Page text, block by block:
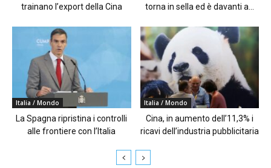
trainano l’export della Cina
torna in sella ed è davanti a...
Italia / Mondo
La Spagna ripristina i controlli
alle frontiere con l’Italia
Italia / Mondo
Cina, in aumento dell’11,3% i
ricavi dell’industria pubblicitaria